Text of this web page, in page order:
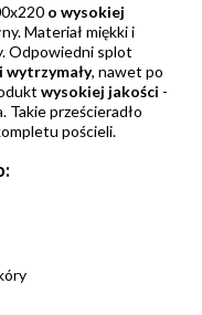
o wysokiej
Materiał miękki i
Odpowiedni splot
wytrzymały, nawet po
wysokiej jakości -
Takie prześcieradło
pościeli.